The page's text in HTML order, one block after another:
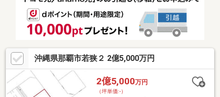
沖縄県那覇市若狭２ 2億5,000万円
2億5,000万円
（坪単価:-）